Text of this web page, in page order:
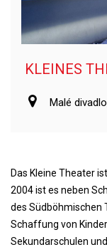
KLEINES
Malé
Das Kleine Theater
2004 ist es neben
des Südböhmischen
Schaffung von
Sekundarschulen